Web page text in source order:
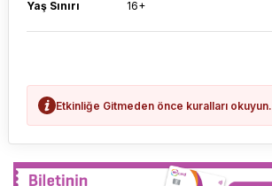
Yaş Sınırı
16+
Etkinliğe Gitmeden önce kuralları okuyun.